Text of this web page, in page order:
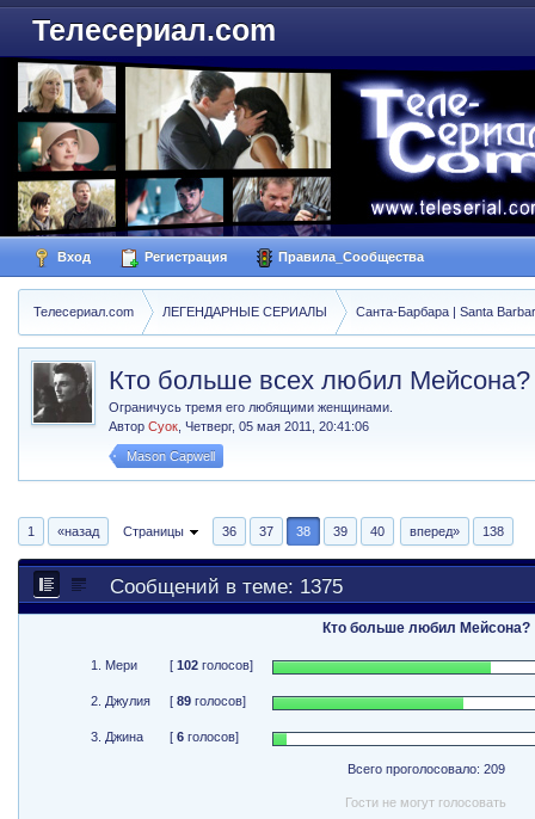
Телесериал.com
Вход Регистрация Правила_Сообщества
Телесериал.com ЛЕГЕНДАРНЫЕ СЕРИАЛЫ Санта-Барбара | Santa
Кто больше всех любил Мейсона?
Ограничусь тремя его любящими женщинами.
АвторСуок ,Четверг, 05 мая 2011, 20:41:06
Mason Capwell
1 «назад Страницы 36 37 38 39 40 вперед» 138
Сообщений в теме: 1375
Кто больше любил Мейсона?
1. Мери [102 голосов]
2. Джулия [89 голосов]
3. Джина [6 голосов]
Всего проголосовало: 209
Гости не могут голосовать